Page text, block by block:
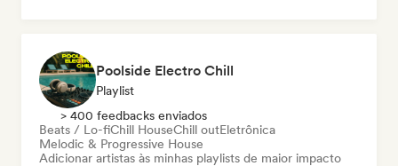
Poolside Electro Chill
Playlist
> 400 feedbacks enviados
Beats / Lo-fiChill HouseChill outEletrônica
Melodic & Progressive House
Adicionar artistas às minhas playlists de maior impacto